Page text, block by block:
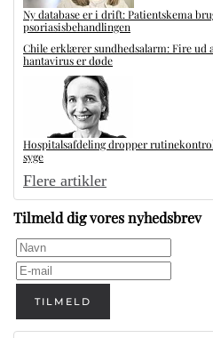
Ny database er i drift: Patientskema
psoriasisbehandlingen
Chile erklærer sundhedsalarm: Fire ud
hantavirus er døde
Hospitalsafdeling dropper
syge
Flere artikler
Tilmeld dig vores nyhedsbrev
TILMELD